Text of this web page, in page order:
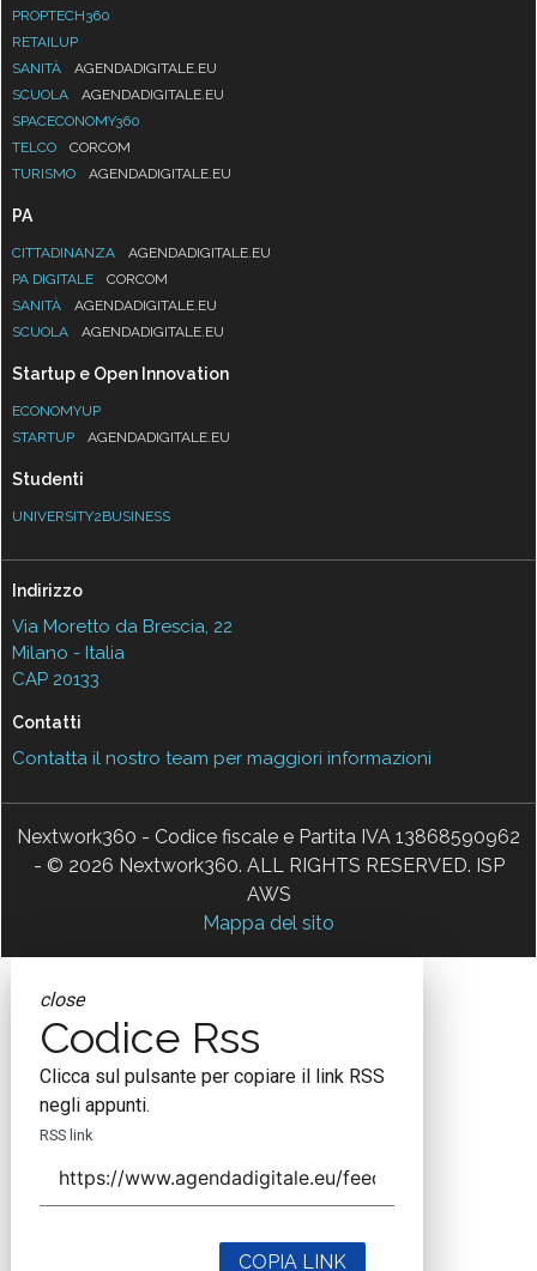
PROPTECH360
RETAILUP
SANITÀ
AGENDADIGITALE.EU
SCUOLA
AGENDADIGITALE.EU
SPACECONOMY360
TELCO
CORCOM
TURISMO
AGENDADIGITALE.EU
PA
CITTADINANZA
AGENDADIGITALE.EU
PA DIGITALE
CORCOM
SANITÀ
AGENDADIGITALE.EU
SCUOLA
AGENDADIGITALE.EU
Startup e Open Innovation
ECONOMYUP
STARTUP
AGENDADIGITALE.EU
Studenti
UNIVERSITY2BUSINESS
Indirizzo
Via Moretto da Brescia, 22
Milano - Italia
CAP 20133
Contatti
Contatta il nostro team per maggiori informazioni
Nextwork360 - Codice fiscale e Partita IVA 13868590962
- © 2026 Nextwork360. ALL RIGHTS RESERVED. ISP
AWS
Mappa del sito
close
Codice Rss
Clicca sul pulsante per copiare il link RSS
negli appunti.
RSS link
COPIA LINK